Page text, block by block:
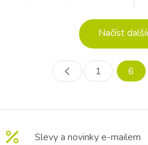
testován na TOG hodnotu,
která určuje hřejivost spacích
pytlů a dek. Čím vyšší je
teplejší. Spací pytel má
hodnotu TOG 0,5, jedná se
Načíst
1 6
Slevy a novinky e-mailem